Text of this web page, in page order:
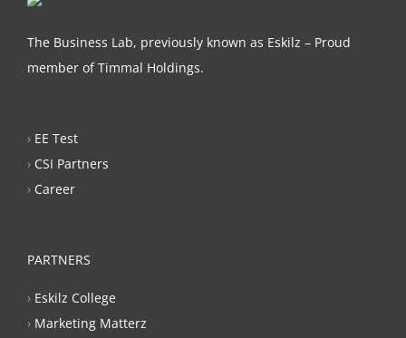
The Business Lab, previously known as Eskilz – Proud
member of Timmal Holdings.
› EE Test
› CSI Partners
› Career
PARTNERS
› Eskilz College
› Marketing Matterz